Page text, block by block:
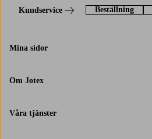
Kundservice Beställning
Mina sidor
Om Jotex
Våra tjänster